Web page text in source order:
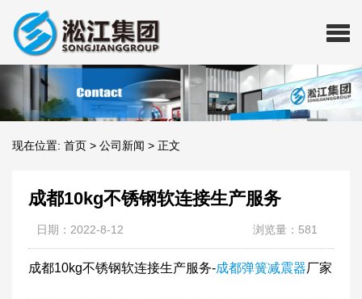
现在位置: 首页 > 公司新闻 > 正文
​成都10kg不锈钢软连接生产服务
日期：2022-8-12 浏览量：581
​成都10kg不锈钢软连接生产服务-成都弹簧减震器厂家